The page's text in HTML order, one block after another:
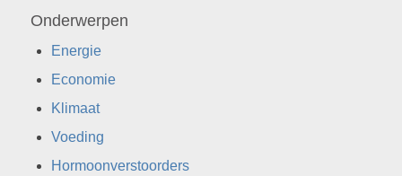
Onderwerpen
Energie
Economie
Klimaat
Voeding
Hormoonverstoorders